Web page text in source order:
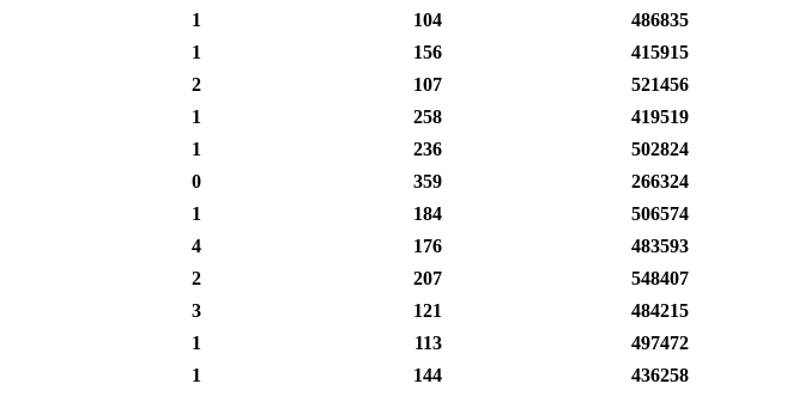
1 104
486835
1 156
415915
2 107
521456
1 258
419519
1 236
502824
0 359
266324
1 184
506574
4 176
483593
2 207
548407
3 121
484215
1 113
497472
1 144
436258